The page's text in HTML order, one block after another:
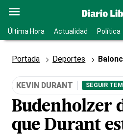
Última Hora Actualidad Política
Portada Deportes
KEVIN DURANT SEGUIR
Budenholzer
que Durant